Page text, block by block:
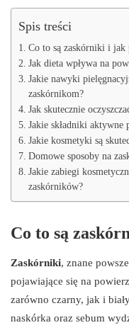
Spis treści
Co to są zaskórniki i jak
Jak dieta wpływa na
Jakie nawyki
zaskórnikom?
Jak skutecznie
Jakie składniki aktywne
Jakie kosmetyki są
Domowe sposoby na
Jakie zabiegi
zaskórników?
Co to są
Zaskórniki, znane
pojawiające się na
zarówno czarny, jak i
naskórka oraz sebum